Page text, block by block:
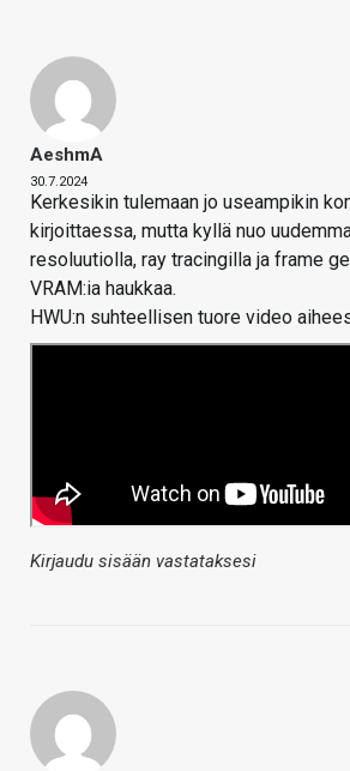
AeshmA
30.7.2024
Kerkesikin tulemaan jo useampikin
kirjoittaessa, mutta kyllä nuo
resoluutiolla, ray tracingilla ja frame
VRAM:ia haukkaa.
HWU:n suhteellisen tuore video
Kirjaudu sisään vastataksesi